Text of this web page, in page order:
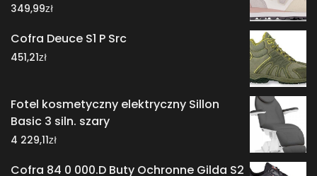
349,99zł
Cofra Deuce S1 P Src
451,21zł
Fotel kosmetyczny elektryczny Sillon
Basic 3 siln. szary
4 229,11zł
Cofra 84 0 000.D Buty Ochronne Gilda S2